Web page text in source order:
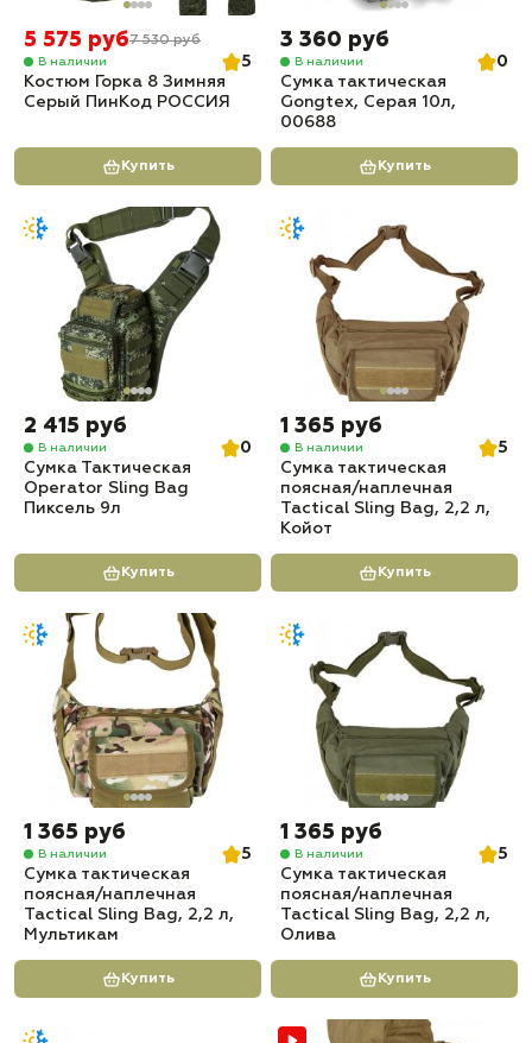
5 575 руб7 530 руб
В наличии
5
Костюм Горка 8 Зимняя
Серый ПинКод РОССИЯ
Купить
3 360 руб
В наличии
0
Сумка тактическая
Gongtex, Серая 10л,
00688
Купить
2 415 руб
В наличии
0
Сумка Тактическая
Operator Sling Bag
Пиксель 9л
Купить
1 365 руб
В наличии
5
Сумка тактическая
поясная/наплечная
Tactical Sling Bag, 2,2 л,
Койот
Купить
1 365 руб
В наличии
5
Сумка тактическая
поясная/наплечная
Tactical Sling Bag, 2,2 л,
Мультикам
Купить
1 365 руб
В наличии
5
Сумка тактическая
поясная/наплечная
Tactical Sling Bag, 2,2 л,
Олива
Купить